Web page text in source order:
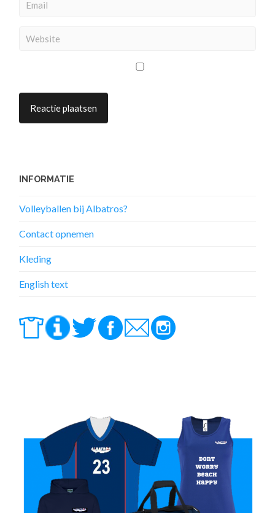
INFORMATIE
Volleyballen bij Albatros?
Contact opnemen
Kleding
English text